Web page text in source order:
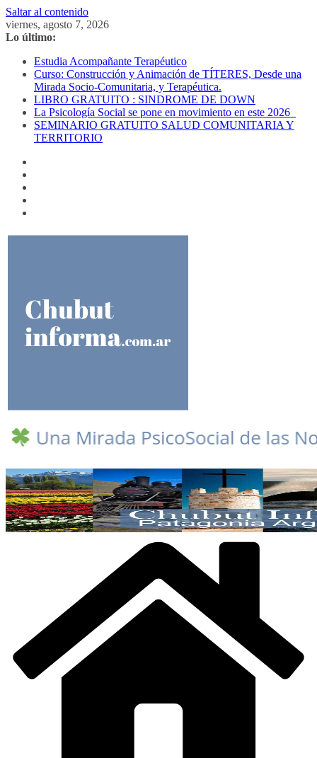
Saltar al contenido
viernes, agosto 7, 2026
Lo último:
Estudia Acompañante Terapéutico
Curso: Construcción y Animación de TÍTERES, Desde una
Mirada Socio-Comunitaria, y Terapéutica.
LIBRO GRATUITO : SINDROME DE DOWN
La Psicología Social se pone en movimiento en este 2026
SEMINARIO GRATUITO SALUD COMUNITARIA Y
TERRITORIO